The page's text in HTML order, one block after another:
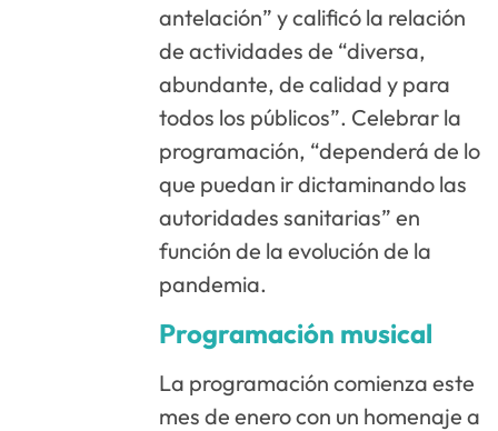
antelación” y calificó la relación
de actividades de “diversa,
abundante, de calidad y para
todos los públicos”. Celebrar la
programación, “dependerá de lo
que puedan ir dictaminando las
autoridades sanitarias” en
función de la evolución de la
pandemia.
Programación musical
La programación comienza este
mes de enero con un homenaje a